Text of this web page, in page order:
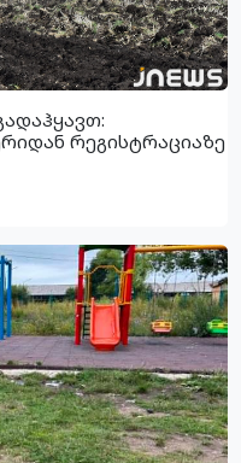
რეგისტრაციაზე